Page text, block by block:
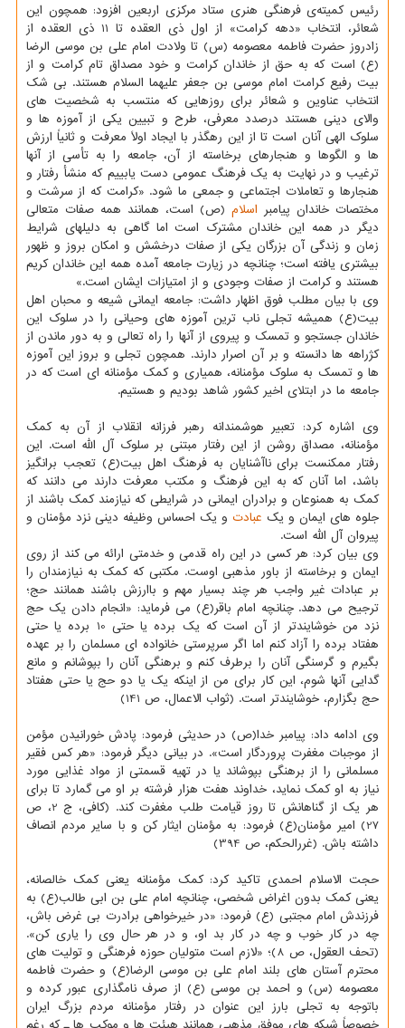
رئیس کمیته‌ی فرهنگی هنری ستاد مرکزی اربعین افزود: همچون این
شعائر، انتخاب «دهه کرامت» از اول ذی العقده تا 11 ذی العقده از
زادروز حضرت فاطمه معصومه (س) تا ولادت امام علی بن موسی الرضا
(ع) است که به حق از خاندان کرامت و خود مصداق تام کرامت و از
بیت رفیع کرامت امام موسی بن جعفر علیهما السلام هستند. بی شک
انتخاب عناوین و شعائر برای روزهایی که منتسب به شخصیت های
والای دینی هستند درصدد معرفی، طرح و تبیین یکی از آموزه ها و
سلوک الهی آنان است تا از این رهگذر با ایجاد اولاً معرفت و ثانیاً ارزش
ها و الگوها و هنجارهای برخاسته از آن، جامعه را به تأسی از آنها
ترغیب و در نهایت به یک فرهنگ عمومی دست یابییم که منشأ رفتار و
هنجارها و تعاملات اجتماعی و جمعی ما شود. «کرامت که از سرشت و
مختصات خاندان پیامبر اسلام (ص) است، همانند همه صفات متعالی
دیگر در همه این خاندان مشترک است اما گاهی به دلیلهای شرایط
زمان و زندگی آن بزرگان یکی از صفات درخشش و امکان بروز و ظهور
بیشتری یافته است؛ چنانچه در زیارت جامعه آمده همه این خاندان کریم
هستند و کرامت از صفات وجودی و از امتیازات ایشان است.»
وی با بیان مطلب فوق اظهار داشت: جامعه ایمانی شیعه و محبان اهل
بیت(ع) همیشه تجلی ناب ترین آموزه های وحیانی را در سلوک این
خاندان جستجو و تمسک و پیروی از آنها را راه تعالی و به دور ماندن از
کژراهه ها دانسته و بر آن اصرار دارند. همچون تجلی و بروز این آموزه
ها و تمسک به سلوک مؤمنانه، همیاری و کمک مؤمنانه ای است که در
جامعه ما در ابتلای اخیر کشور شاهد بودیم و هستیم.
وی اشاره کرد: تعبیر هوشمندانه رهبر فرزانه انقلاب از آن به کمک
مؤمنانه، مصداق روشن از این رفتار مبتنی بر سلوک آل الله است. این
رفتار ممکنست برای ناآشنایان به فرهنگ اهل بیت(ع) تعجب برانگیز
باشد، اما آنان که به این فرهنگ و مکتب معرفت دارند می دانند که
کمک به همنوعان و برادران ایمانی در شرایطی که نیازمند کمک باشند از
جلوه های ایمان و یک عبادت و یک احساس وظیفه دینی نزد مؤمنان و
پیروان آل الله است.
وی بیان کرد: هر کسی در این راه قدمی و خدمتی ارائه می کند از روی
ایمان و برخاسته از باور مذهبی اوست. مکتبی که کمک به نیازمندان را
بر عبادات غیر واجب هر چند بسیار مهم و باارزش باشند همانند حج؛
ترجیح می دهد. چنانچه امام باقر(ع) می فرماید: «انجام دادن یک حج
نزد من خوشایندتر از آن است که یک برده یا حتی 10 برده یا حتی
هفتاد برده را آزاد کنم اما اگر سرپرستی خانواده ای مسلمان را بر عهده
بگیرم و گرسنگی آنان را برطرف کنم و برهنگی آنان را بپوشانم و مانع
گدایی آنها شوم، این کار برای من از اینکه یک یا دو حج یا حتی هفتاد
حج بگزارم، خوشایندتر است. (ثواب الاعمال، ص 141)
وی ادامه داد: پیامبر خدا(ص) در حدیثی فرمود: پادش خورانیدن مؤمن
از موجبات مغفرت پروردگار است». در بیانی دیگر فرمود: «هر کس فقیر
مسلمانی را از برهنگی بپوشاند یا در تهیه قسمتی از مواد غذایی مورد
نیاز به او کمک نماید، خداوند هفت هزار فرشته بر او می گمارد تا برای
هر یک از گناهانش تا روز قیامت طلب مغفرت کند. (کافی، ج 2، ص
27) امیر مؤمنان(ع) فرمود: به مؤمنان ایثار کن و با سایر مردم انصاف
داشته باش. (غررالحکم، ص 394)
حجت الاسلام احمدی تاکید کرد: کمک مؤمنانه یعنی کمک خالصانه،
یعنی کمک بدون اغراض شخصی، چنانچه امام علی بن ابی طالب(ع) به
فرزندش امام مجتبی (ع) فرمود: «در خیرخواهی برادرت بی غرض باش،
چه در کار خوب و چه در کار بد او، و در هر حال وی را یاری کن».
(تحف العقول، ص 8)؛ «لازم است متولیان حوزه فرهنگی و تولیت های
محترم آستان های بلند امام علی بن موسی الرضا(ع) و حضرت فاطمه
معصومه (س) و احمد بن موسی (ع) از صرف نامگذاری عبور کرده و
باتوجه به تجلی بارز این عنوان در رفتار مؤمنانه مردم بزرگ ایران